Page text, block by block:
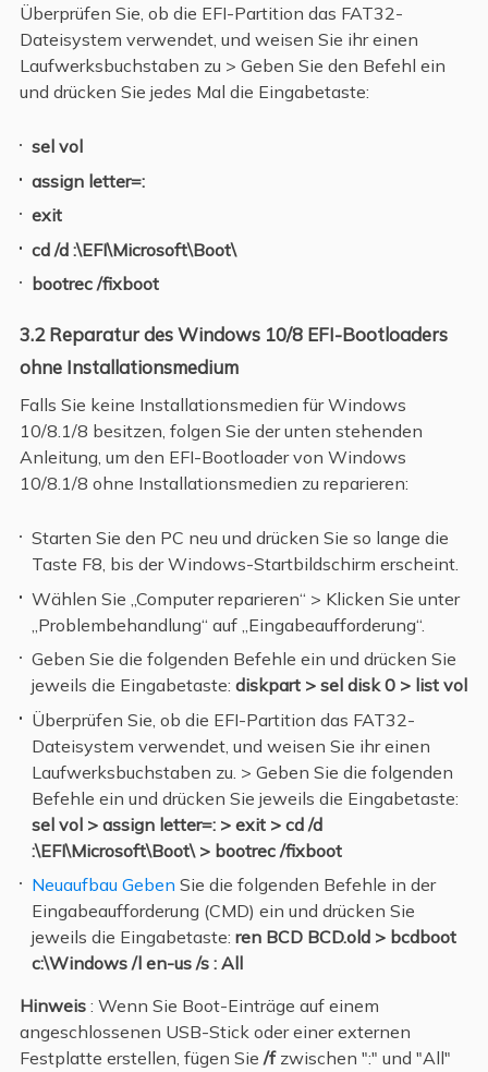
Überprüfen Sie, ob die EFI-Partition das FAT32-
Dateisystem verwendet, und weisen Sie ihr einen
Laufwerksbuchstaben zu > Geben Sie den Befehl ein
und drücken Sie jedes Mal die Eingabetaste:
sel vol
assign letter=:
exit
cd /d :\EFI\Microsoft\Boot\
bootrec /fixboot
3.2 Reparatur des Windows 10/8 EFI-Bootloaders
ohne Installationsmedium
Falls Sie keine Installationsmedien für Windows
10/8.1/8 besitzen, folgen Sie der unten stehenden
Anleitung, um den EFI-Bootloader von Windows
10/8.1/8 ohne Installationsmedien zu reparieren:
Starten Sie den PC neu und drücken Sie so lange die
Taste F8, bis der Windows-Startbildschirm erscheint.
Wählen Sie „Computer reparieren“ > Klicken Sie unter
„Problembehandlung“ auf „Eingabeaufforderung“.
Geben Sie die folgenden Befehle ein und drücken Sie
jeweils die Eingabetaste:diskpart > sel disk 0 > list vol
Überprüfen Sie, ob die EFI-Partition das FAT32-
Dateisystem verwendet, und weisen Sie ihr einen
Laufwerksbuchstaben zu. > Geben Sie die folgenden
Befehle ein und drücken Sie jeweils die Eingabetaste:
sel vol > assign letter=: > exit > cd /d
:\EFI\Microsoft\Boot\ > bootrec /fixboot
Neuaufbau Geben Sie die folgenden Befehle in der
Eingabeaufforderung (CMD) ein und drücken Sie
jeweils die Eingabetaste:ren BCD BCD.old > bcdboot
c:\Windows /l en-us /s : All
Hinweis: Wenn Sie Boot-Einträge auf einem
angeschlossenen USB-Stick oder einer externen
Festplatte erstellen, fügen Sie/fzwischen ":" und "All"